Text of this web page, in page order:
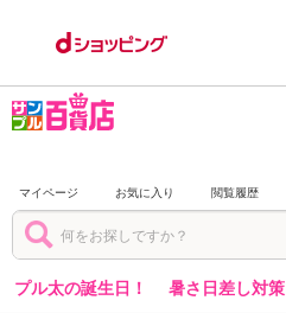
マイページ お気に入り 閲覧履歴
プル太の誕生日！ 暑さ日差し対策